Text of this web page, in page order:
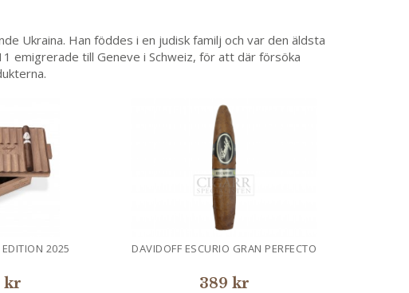
Ukraina. Han föddes i en judisk familj och var den äldsta
emigrerade till Geneve i Schweiz, för att där försöka
EDITION 2025
kr
DAVIDOFF ESCURIO GRAN PERFECTO
389 kr